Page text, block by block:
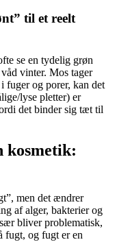
til et reelt
se en tydelig grøn
vinter. Mos tager
fuger og porer, kan det
lyse pletter) er
det binder sig tæt til
kosmetik:
men det ændrer
af alger, bakterier og
bliver problematisk,
fugt, og fugt er en